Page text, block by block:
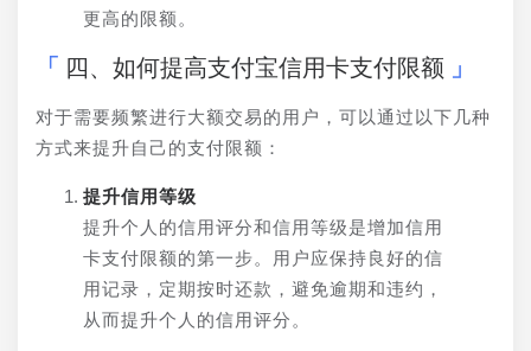
更高的限额。
四、如何提高支付宝信用卡支付限额
对于需要频繁进行大额交易的用户，可以通过以下几种
方式来提升自己的支付限额：
提升信用等级
提升个人的信用评分和信用等级是增加信用
卡支付限额的第一步。用户应保持良好的信
用记录，定期按时还款，避免逾期和违约，
从而提升个人的信用评分。